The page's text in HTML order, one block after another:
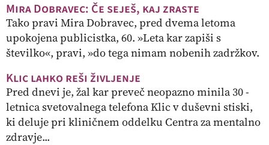
Mira Dobravec: Če seješ, kaj zraste
Tako pravi Mira Dobravec, pred dvema letoma
upokojena publicistka, 60. »Leta kar zapiši s
številko«, pravi, »do tega nimam nobenih zadržkov.
Klic lahko reši življenje
Pred dnevi je, žal kar preveč neopazno minila 30 -
letnica svetovalnega telefona Klic v duševni stiski,
ki deluje pri kliničnem oddelku Centra za mentalno
zdravje...